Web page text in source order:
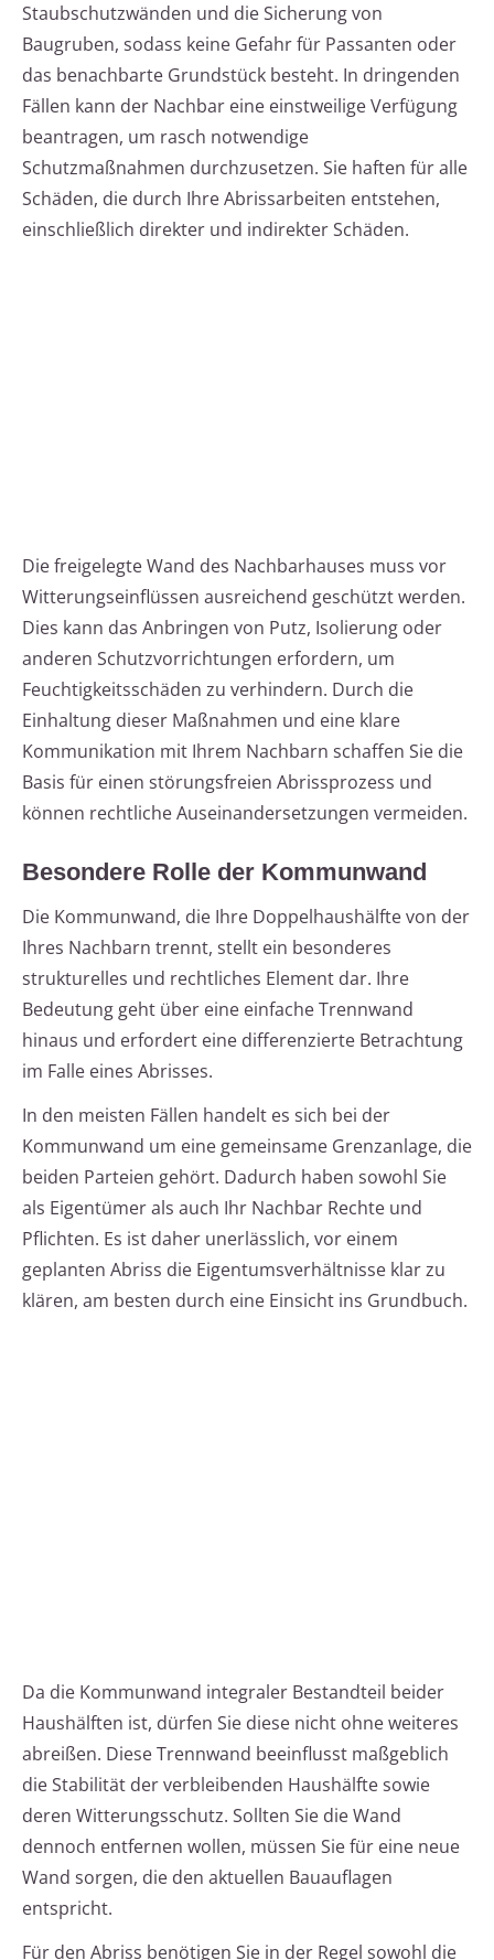
Staubschutzwänden und die Sicherung von
Baugruben, sodass keine Gefahr für Passanten oder
das benachbarte Grundstück besteht. In dringenden
Fällen kann der Nachbar eine einstweilige Verfügung
beantragen, um rasch notwendige
Schutzmaßnahmen durchzusetzen. Sie haften für alle
Schäden, die durch Ihre Abrissarbeiten entstehen,
einschließlich direkter und indirekter Schäden.
Die freigelegte Wand des Nachbarhauses muss vor
Witterungseinflüssen ausreichend geschützt werden.
Dies kann das Anbringen von Putz, Isolierung oder
anderen Schutzvorrichtungen erfordern, um
Feuchtigkeitsschäden zu verhindern. Durch die
Einhaltung dieser Maßnahmen und eine klare
Kommunikation mit Ihrem Nachbarn schaffen Sie die
Basis für einen störungsfreien Abrissprozess und
können rechtliche Auseinandersetzungen vermeiden.
Besondere Rolle der Kommunwand
Die Kommunwand, die Ihre Doppelhaushälfte von der
Ihres Nachbarn trennt, stellt ein besonderes
strukturelles und rechtliches Element dar. Ihre
Bedeutung geht über eine einfache Trennwand
hinaus und erfordert eine differenzierte Betrachtung
im Falle eines Abrisses.
In den meisten Fällen handelt es sich bei der
Kommunwand um eine gemeinsame Grenzanlage, die
beiden Parteien gehört. Dadurch haben sowohl Sie
als Eigentümer als auch Ihr Nachbar Rechte und
Pflichten. Es ist daher unerlässlich, vor einem
geplanten Abriss die Eigentumsverhältnisse klar zu
klären, am besten durch eine Einsicht ins Grundbuch.
Da die Kommunwand integraler Bestandteil beider
Haushälften ist, dürfen Sie diese nicht ohne weiteres
abreißen. Diese Trennwand beeinflusst maßgeblich
die Stabilität der verbleibenden Haushälfte sowie
deren Witterungsschutz. Sollten Sie die Wand
dennoch entfernen wollen, müssen Sie für eine neue
Wand sorgen, die den aktuellen Bauauflagen
entspricht.
Für den Abriss benötigen Sie in der Regel sowohl die